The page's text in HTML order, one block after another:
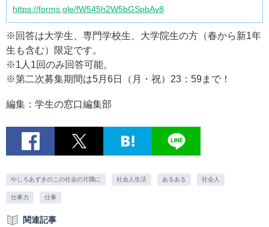
https://forms.gle/fW545h2W5bGSpbAv8
※回答は大学生、専門学校生、大学院生の方（春から新1年
生も含む）限定です。
※1人1回のみ回答可能。
※第二次募集期間は5月6日（月・祝）23：59まで！
編集：学生の窓口編集部
やしろあずきのこの社会の片隅に 社会人生活 あるある 社会人
仕事力 仕事
関連記事